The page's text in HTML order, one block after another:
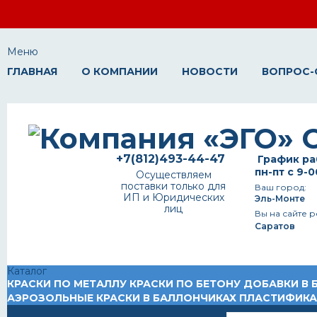
Меню
ГЛАВНАЯ
О КОМПАНИИ НОВОСТИ ВОПРОС-
График
пн-пт с 9-
Ваш город:
Эль-Монте
Вы на сайте
Саратов
+7(812)493-44-47
Осуществляем
поставки только для
ИП и Юридических
лиц
Каталог
КРАСКИ ПО МЕТАЛЛУ КРАСКИ ПО БЕТОНУ ДОБАВКИ В
АЭРОЗОЛЬНЫЕ КРАСКИ В БАЛЛОНЧИКАХ